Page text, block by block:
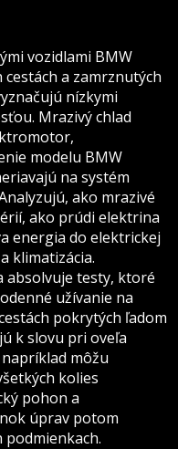
vozidlami BMW
cestách a zamrznutých
nízkymi
Mrazivý chlad
modelu BMW
na systém
ako mrazivé
ako prúdi elektrina
energia do elektrickej
klimatizácia.
absolvuje testy, ktoré
užívanie na
pokrytých ľadom
k slovu pri oveľa
môžu
kolies
pohon a
úprav potom